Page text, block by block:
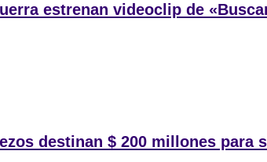
estrenan videoclip de
destinan $ 200 millones para